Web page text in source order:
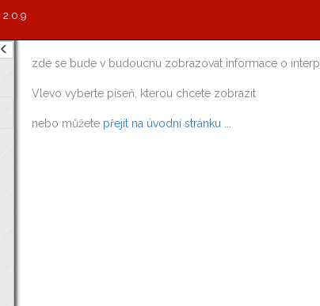
2.0.9
zde se bude v budoucnu zobrazovat informace o
Vlevo vyberte píseň, kterou chcete zobrazit
nebo můžete přejít na úvodní stránku ...